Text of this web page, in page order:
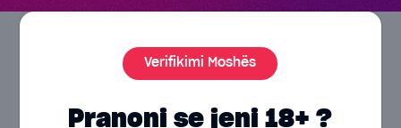
Verifikimi Moshës
Pranoni se jeni 18+ ?